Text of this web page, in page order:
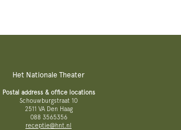
Het Nationale Theater
Postal address & office locations
Schouwburgstraat 10
2511 VA Den Haag
088 3565356
receptie@hnt.nl